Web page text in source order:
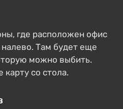
где расположен офис
Там будет еще
можно выбить.
карту со стола.